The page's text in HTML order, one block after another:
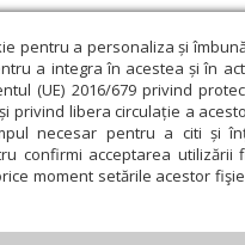
pentru a personaliza și
a integra în acestea și în
(UE) 2016/679 privind
privind libera circulație a
necesar pentru a citi și
confirmi acceptarea
moment setările acestor
Educaţie și